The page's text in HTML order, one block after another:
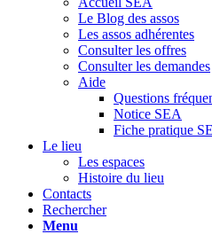
Le Blog des assos
Les assos adhérentes
Consulter les offres
Consulter les demandes
Aide
Questions
Notice SEA
Fiche pratique
Le lieu
Les espaces
Histoire du lieu
Contacts
Rechercher
Menu